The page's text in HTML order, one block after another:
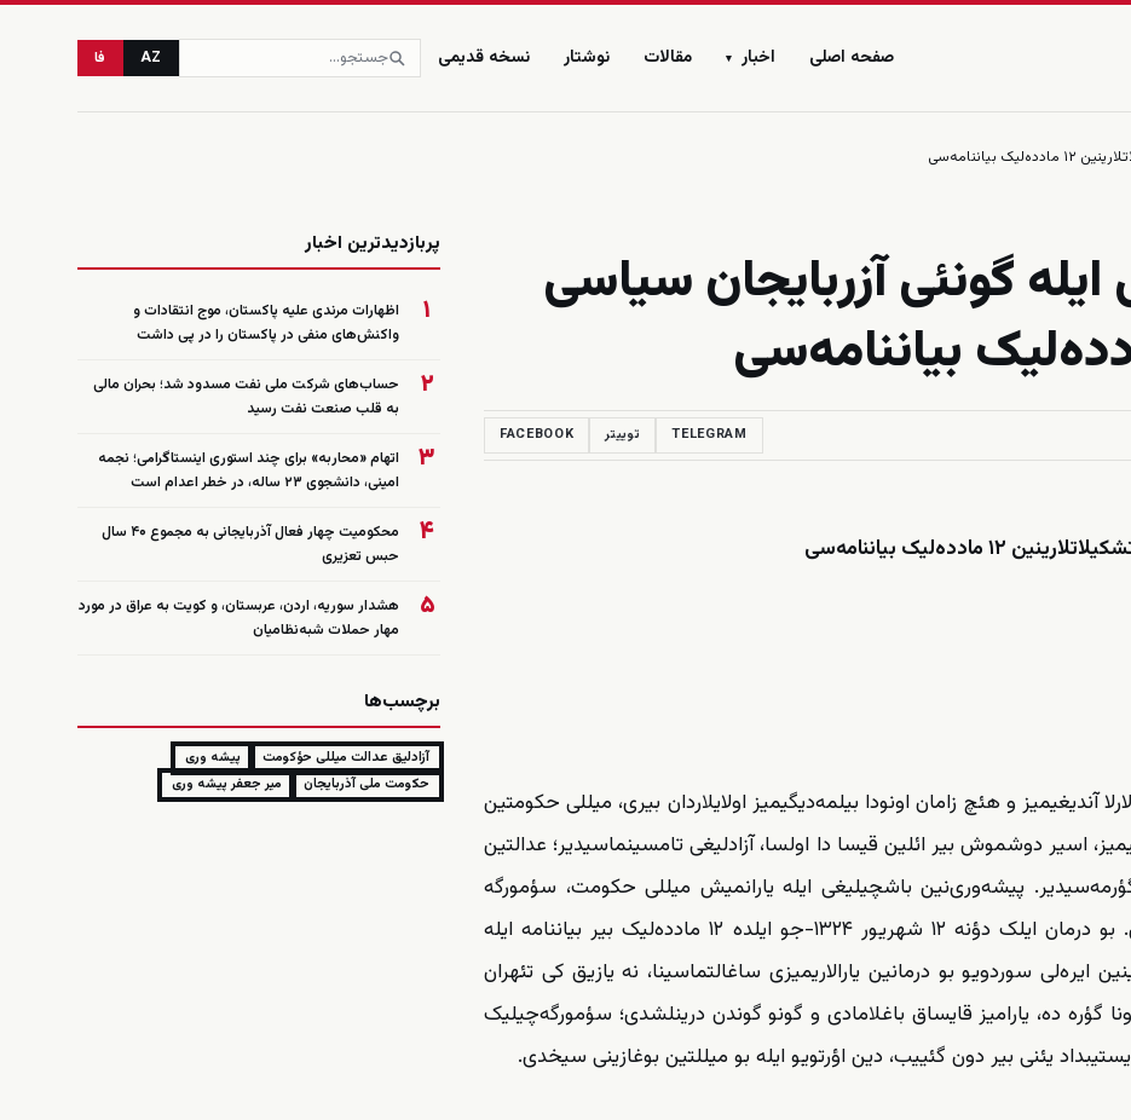
صفحه اصلی اخبار ▾ مقالات نوشتار نسخه قدیمی AZ فا
ایله گونئی آزربایجان سیاسی
TELEGRAM توییتر FACEBOOK
۱۲مادده‌لیک بیاننامه‌سی
آندیغیمیز و هئچ زامان اونودا بیلمه‌دیگیمیز اولایلاردان بیری، میللی حکومتین
اسیر دوشموش بیر ائلین قیسا دا اولسا، آزادلیغی تامسینماسیدیر؛ عدالتین
گؤرمه‌سیدیر. پیشه‌وری‌نین باشچیلیغی ایله یارانمیش میللی حکومت، سؤمورگه
دورومونا دوشموش یارالی بیر میللتین درمانی ایدی. بو درمان ایلک دؤنه ۱۲ شهریور ۱۳۲۴-جو ایلده ۱۲ مادده‌لیک بیر بیاننامه ایله
ایر‌ه‌لی سوردویو بو درمانین یارالاریمیزی ساغالتماسینا، نه یازیق کی تئهران
گؤره ده، یارامیز قایساق باغلامادی و گونو گوندن درینلشدی؛ سؤمورگه‌چیلیک
ایستیبداد یئنی بیر دون گئییب، دین اؤرتویو ایله بو میللتین بوغازینی سیخدی.
پربازدیدترین اخبار
۱
اظهارات مرندی علیه پاکستان، موج انتقادات و
واکنش‌های منفی در پاکستان را در پی داشت
۲
حساب‌های شرکت ملی نفت مسدود شد؛ بحران مالی
به قلب صنعت نفت رسید
۳
اتهام «محاربه» برای چند استوری اینستاگرامی؛ نجمه
امینی، دانشجوی ۲۳ ساله، در خطر اعدام است
۴
محکومیت چهار فعال آذربایجانی به مجموع ۴۰ سال
حبس تعزیری
۵
هشدار سوریه، اردن، عربستان، و کویت به عراق در مورد
مهار حملات شبه‌نظامیان
برچسب‌ها
آزادلیق عدالت میللی حؤکومت
پیشه وری
حکومت ملی آذربایجان
میر جعفر پیشه وری